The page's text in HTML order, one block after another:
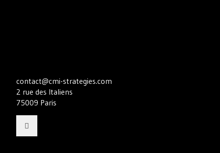
contact@cmi-strategies.com
2 rue des Italiens
75009 Paris